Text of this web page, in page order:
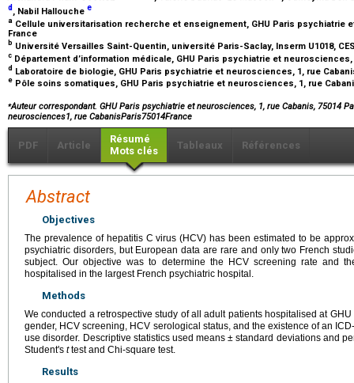
d , Nabil Hallouche e
a Cellule universitarisation recherche et enseignement, GHU Paris psychiatrie
France
b Université Versailles Saint-Quentin, université Paris-Saclay, Inserm U1018,
c Département d’information médicale, GHU Paris psychiatrie et neurosciences,
d Laboratoire de biologie, GHU Paris psychiatrie et neurosciences, 1, rue
e Pôle soins somatiques, GHU Paris psychiatrie et neurosciences, 1, rue
⁎Auteur correspondant. GHU Paris psychiatrie et neurosciences, 1, rue Cabanis, 75014
neurosciences1, rue CabanisParis75014France
PDF Article
Résumé
Mots clés
Tableaux Références
Abstract
Objectives
The prevalence of hepatitis C virus (HCV) has been estimated to be
psychiatric disorders, but European data are rare and only two French
subject. Our objective was to determine the HCV screening rate and
hospitalised in the largest French psychiatric hospital.
Methods
We conducted a retrospective study of all adult patients hospitalised at
gender, HCV screening, HCV serological status, and the existence of an
use disorder. Descriptive statistics used means ± standard deviations and
Student's ttest and Chi-square test.
Results